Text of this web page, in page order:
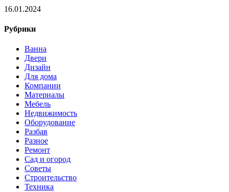
16.01.2024
Рубрики
Ванна
Двери
Дизайн
Для дома
Компании
Материалы
Мебель
Недвижимость
Оборудование
Разбав
Разное
Ремонт
Сад и огород
Советы
Строительство
Техника